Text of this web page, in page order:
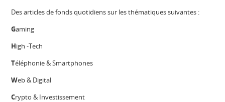
Des articles de fonds quotidiens sur les thématiques suivantes :
Gaming
High -Tech
Téléphonie & Smartphones
Web & Digital
Crypto & Investissement